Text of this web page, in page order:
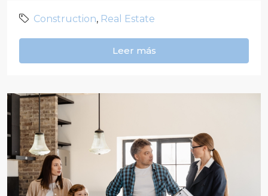
Construction, Real Estate
Leer más